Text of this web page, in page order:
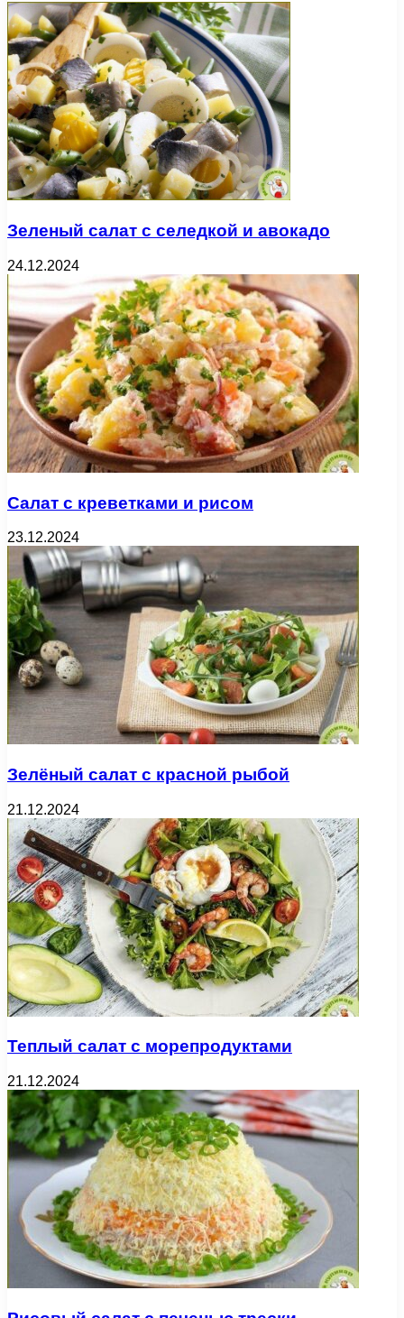
Зеленый салат с селедкой и авокадо
24.12.2024
Салат с креветками и рисом
23.12.2024
Зелёный салат с красной рыбой
21.12.2024
Теплый салат с морепродуктами
21.12.2024